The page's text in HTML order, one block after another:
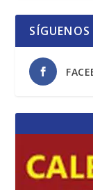
SÍGUENOS